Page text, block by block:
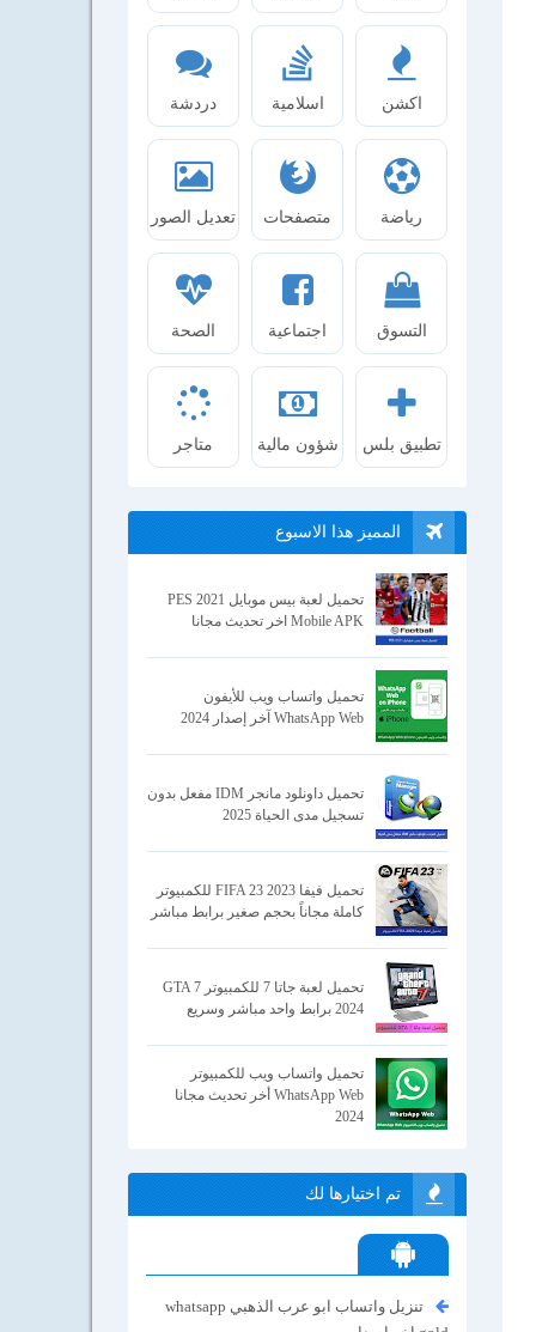
اكشن اسلامية دردشة
رياضة متصفحات تعديل الصور
التسوق اجتماعية الصحة
تطبيق بلس شؤون مالية متاجر
المميز هذا الاسبوع
تحميل لعبة بيس موبايل 2021 PES
Mobile APK اخر تحديث مجانا
تحميل واتساب ويب للأيفون
WhatsApp Web آخر إصدار 2024
تحميل داونلود مانجر IDM مفعل بدون
تسجيل مدى الحياة 2025
تحميل فيفا 2023 FIFA 23 للكمبيوتر
كاملة مجاناً بحجم صغير برابط مباشر
تحميل لعبة جاتا 7 للكمبيوتر GTA 7
2024 برابط واحد مباشر وسريع
تحميل واتساب ويب للكمبيوتر
WhatsApp Web أخر تحديث مجانا
2024
تم اختيارها لك
تنزيل واتساب ابو عرب الذهبي whatsapp